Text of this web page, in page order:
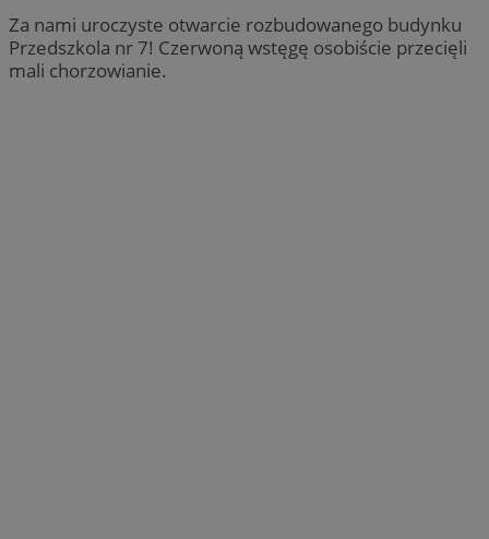
Za nami uroczyste otwarcie rozbudowanego budynku
Przedszkola nr 7! Czerwoną wstęgę osobiście przecięli
mali chorzowianie.